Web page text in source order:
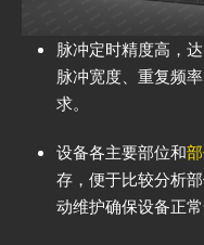
脉冲定时精度高，达
脉冲宽度、重复频
求。
设备各主要部位和
存，便于比较分析
动维护确保设备正常